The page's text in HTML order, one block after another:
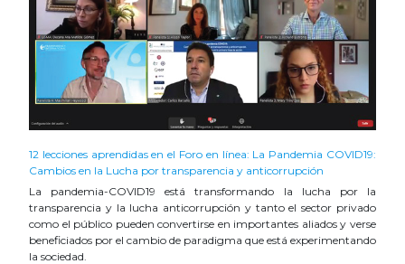
12 lecciones aprendidas en el Foro en línea: La Pandemia COVID19:
Cambios en la Lucha por transparencia y anticorrupción
La pandemia-COVID19 está transformando la lucha por la
transparencia y la lucha anticorrupción y tanto el sector privado
como el público pueden convertirse en importantes aliados y verse
beneficiados por el cambio de paradigma que está experimentando
la sociedad.